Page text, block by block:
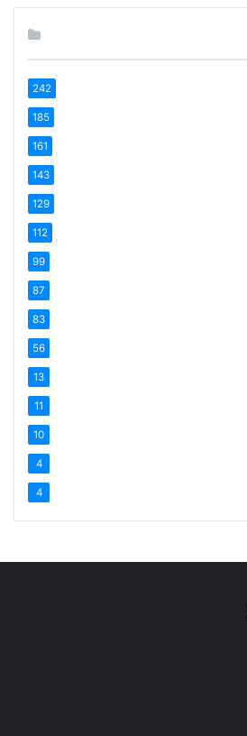
242
185
161
143
129
112
99
87
83
56
13
11
10
4
4